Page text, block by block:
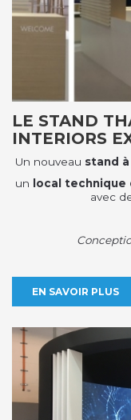
LE STAND
INTERIORS
Un nouveau stand
un
local technique
avec
EN SAVOIR PLUS